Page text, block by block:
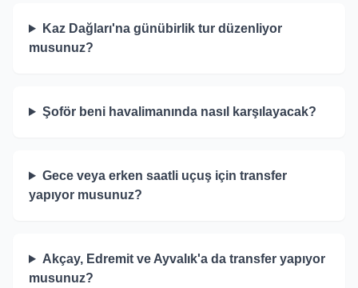
Kaz Dağları'na günübirlik tur düzenliyor
musunuz?
Şoför beni havalimanında nasıl karşılayacak?
Gece veya erken saatli uçuş için transfer
yapıyor musunuz?
Akçay, Edremit ve Ayvalık'a da transfer yapıyor
musunuz?